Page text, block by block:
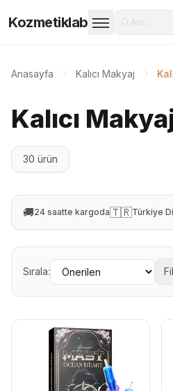
Kozmetiklab Ara...
Anasayfa Kalıcı Makyaj
Kalıcı
30 ürün
🚚24 saatte kargoda🇹🇷Türkiye
Sırala: